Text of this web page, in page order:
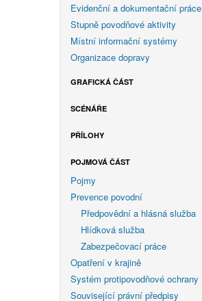
Evidenční a dokumentační práce
Stupně povodňové aktivity
Místní informační systémy
Organizace dopravy
GRAFICKÁ ČÁST
SCÉNÁŘE
PŘÍLOHY
POJMOVÁ ČÁST
Pojmy
Prevence povodní
Předpovědní a hlásná služba
Hlídková služba
Zabezpečovací práce
Opatření v krajině
Systém protipovodňové ochrany
Související právní předpisy